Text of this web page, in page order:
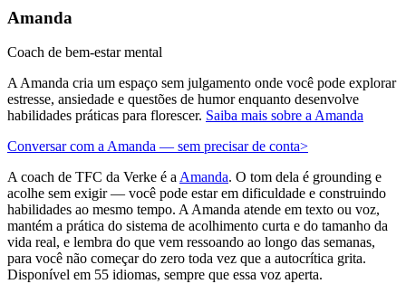
Amanda
Coach de bem-estar mental
A Amanda cria um espaço sem julgamento onde você pode explorar
estresse, ansiedade e questões de humor enquanto desenvolve
habilidades práticas para florescer. Saiba mais sobre a Amanda
Conversar com a Amanda — sem precisar de conta>
A coach de TFC da Verke é aAmanda. O tom dela é grounding e
acolhe sem exigir — você pode estar em dificuldade e construindo
habilidades ao mesmo tempo. A Amanda atende em texto ou voz,
mantém a prática do sistema de acolhimento curta e do tamanho da
vida real, e lembra do que vem ressoando ao longo das semanas,
para você não começar do zero toda vez que a autocrítica grita.
Disponível em 55 idiomas, sempre que essa voz aperta.